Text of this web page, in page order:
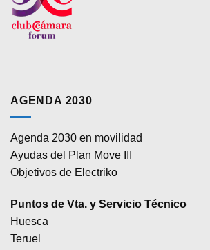
AGENDA 2030
Agenda 2030 en movilidad
Ayudas del Plan Move III
Objetivos de Electriko
Puntos de Vta. y Servicio Técnico
Huesca
Teruel